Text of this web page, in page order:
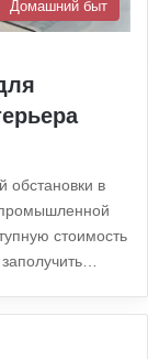
Домашний быт
обстановки в
стоимость